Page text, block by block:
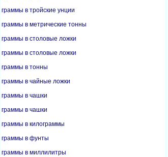
граммы в тройские унции
граммы в метрические тонны
граммы в столовые ложки
граммы в столовые ложки
граммы в тонны
граммы в чайные ложки
граммы в чашки
граммы в чашки
граммы в килограммы
граммы в фунты
граммы в миллилитры